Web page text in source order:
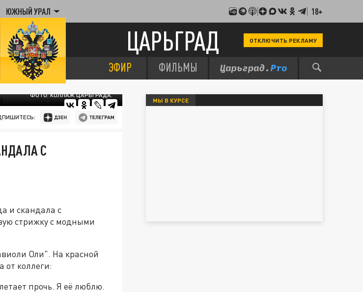
ЮЖНЫЙ УРАЛ 18+
ЦАРЬГРАД ОТКЛЮЧИТЬ РЕКЛАМУ
ЭФИР ФИЛЬМЫ
ФОТО: КОЛЛАЖ ЦАРЬГРАДА.
С
и скандала с
стрижку с модными
Оли". На красной
от коллеги:
прочь. Я её люблю.
МЫ В КУРСЕ